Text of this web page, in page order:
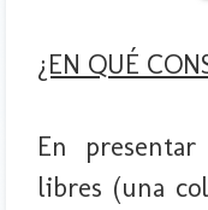
¿EN QUÉ
En
libres (una